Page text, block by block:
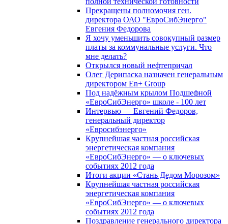
Прекращены полномочия ген.
директора ОАО "ЕвроСибЭнерго"
Евгения Федорова
Я хочу уменьшить совокупный размер
платы за коммунальные услуги. Что
мне делать?
Открылся новый нефтепричал
Олег Дерипаска назначен генеральным
директором En+ Group
Под надёжным крылом Подшефной
«ЕвроСибЭнерго» школе - 100 лет
Интервью — Евгений Федоров,
генеральный директор
«Евросибэнерго»
Крупнейшая частная российская
энергетическая компания
«ЕвроСибЭнерго» — о ключевых
событиях 2012 года
Итоги акции «Стань Дедом Морозом»
Крупнейшая частная российская
энергетическая компания
«ЕвроСибЭнерго» — о ключевых
событиях 2012 года
Поздравление генерального директора